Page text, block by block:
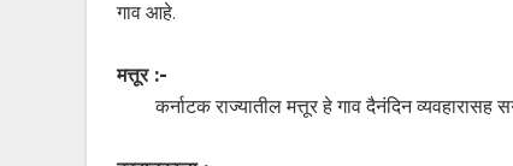
गाव आहे.
मत्तूर :-
कर्नाटक राज्यातील मत्तूर हे गाव दैनंदिन